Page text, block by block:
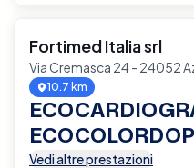
Fortimed Italia srl
Via Cremasca 24 - 24052
10.7 km
Vedi altre prestazioni